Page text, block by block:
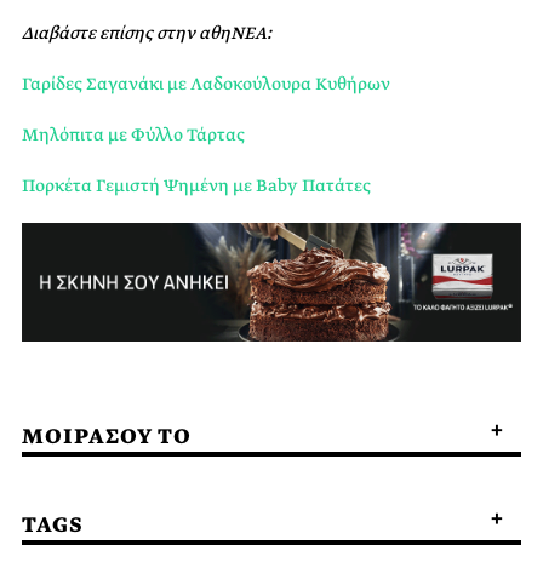
Διαβάστε επίσης στην αθηΝΕΑ:
Γαρίδες Σαγανάκι με Λαδοκούλουρα Κυθήρων
Μηλόπιτα με Φύλλο Τάρτας
Πορκέτα Γεμιστή Ψημένη με Baby Πατάτες
ΜΟΙΡΑΣΟΥ ΤΟ
TAGS